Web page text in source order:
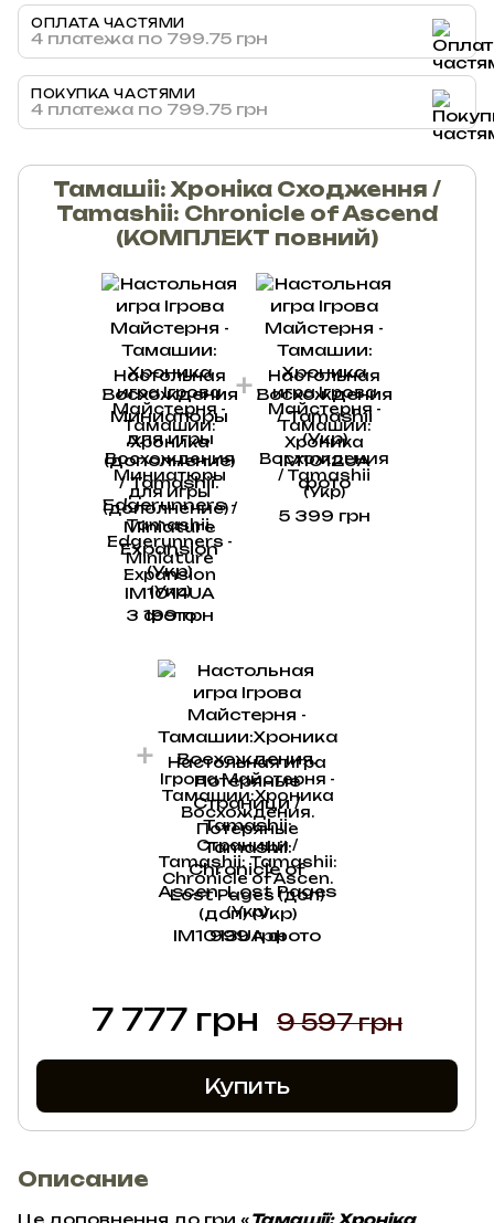
ОПЛАТА ЧАСТЯМИ
4 платежа по 799.75 грн
ПОКУПКА ЧАСТЯМИ
4 платежа по 799.75 грн
Тамашіі: Хроніка Сходження /
Tamashii: Chronicle of Ascend
(КОМПЛЕКТ повний)
Настольная
игра Ігрова
Майстерня -
Тамашии:
Хроника
Восхождения
Миниатюры
для игры
(дополнение) /
Tamashii.
Edgerunners -
Miniature
Expansion
(Укр)
3 199 грн
Настольная
игра Ігрова
Майстерня -
Тамашии:
Хроника
Восхождения
/ Tamashii
(Укр)
5 399 грн
Настольная игра
Ігрова Майстерня -
Тамашии:Хроника
Восхождения.
Потеряные
Страници /
Tamashii: Tamashii:
Chronicle of Ascen.
Lost Pages (доп)
(Укр)
999 грн
7 777 грн 9 597 грн
Купить
Описание
Це доповнення до гри «Тамашії: Хроніка